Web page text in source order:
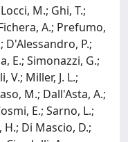
M.; Ghi, T.;
A.; Prefumo,
D'Alessandro, P.;
E.; Simonazzi, G.;
V.; Miller, J. L.;
M.; Dall'Asta, A.;
E.; Sarno, L.;
Di Mascio, D.;